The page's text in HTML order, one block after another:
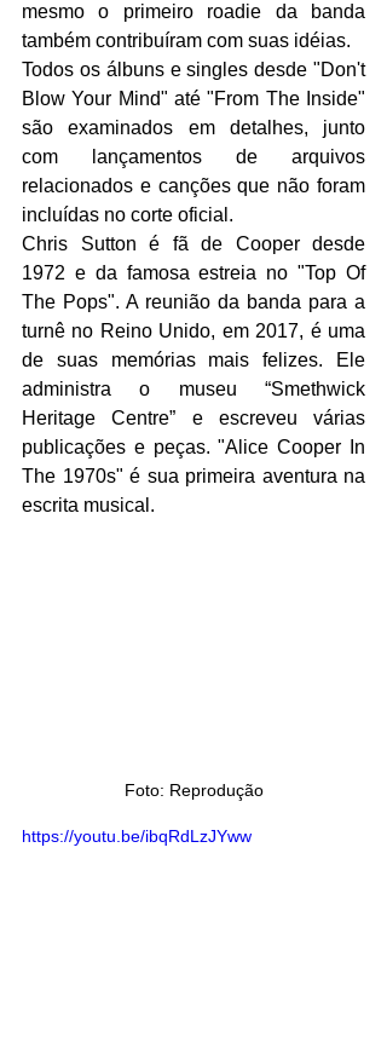
mesmo o primeiro roadie da banda
também contribuíram com suas idéias.
Todos os álbuns e singles desde "Don't
Blow Your Mind" até "From The Inside"
são examinados em detalhes, junto
com lançamentos de arquivos
relacionados e canções que não foram
incluídas no corte oficial.
Chris Sutton é fã de Cooper desde
1972 e da famosa estreia no "Top Of
The Pops". A reunião da banda para a
turnê no Reino Unido, em 2017, é uma
de suas memórias mais felizes. Ele
administra o museu “Smethwick
Heritage Centre” e escreveu várias
publicações e peças. "Alice Cooper In
The 1970s" é sua primeira aventura na
escrita musical.
Foto: Reprodução
https://youtu.be/ibqRdLzJYww